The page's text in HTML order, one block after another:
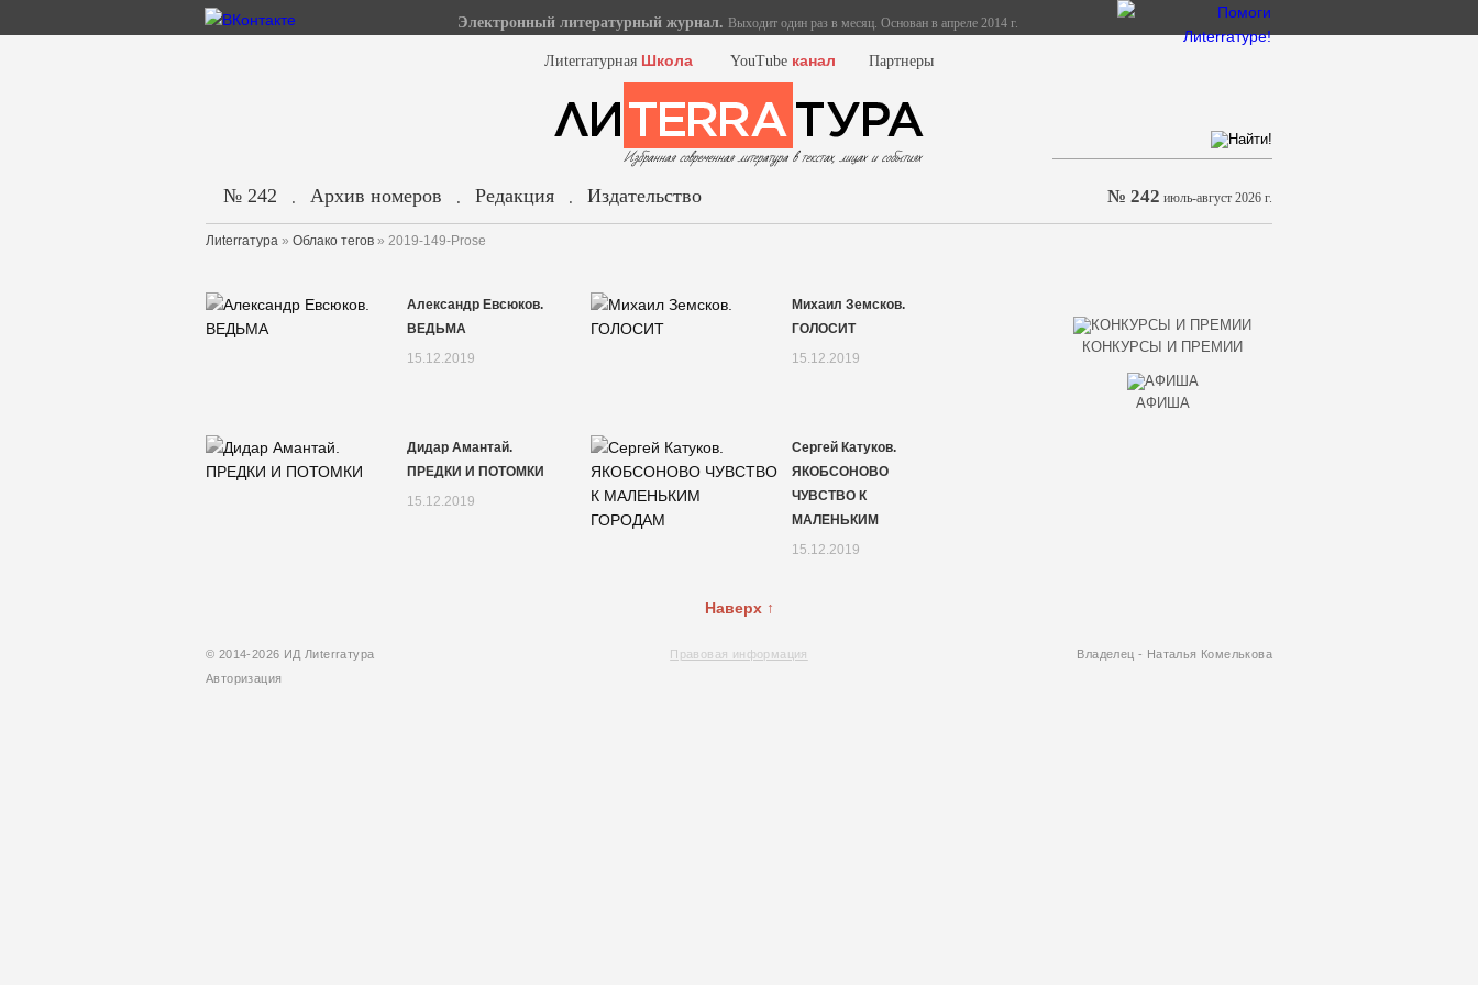
Электронный литературный журнал. Выходит один раз в месяц. Основан в апреле 2014 г.
Лиterraтурная Школа YouTube канал Партнеры
№ 242 . Архив номеров . Редакция . Издательство № 242 июль-август 2026 г.
Лиterraтура » Облако тегов » 2019-149-Prose
Александр Евсюков.
ВЕДЬМА
15.12.2019
Михаил Земсков.
ГОЛОСИТ
15.12.2019
Дидар Амантай.
ПРЕДКИ И ПОТОМКИ
15.12.2019
Сергей Катуков.
ЯКОБСОНОВО
ЧУВСТВО К
МАЛЕНЬКИМ
15.12.2019
КОНКУРСЫ И ПРЕМИИ
АФИША
Наверх ↑
© 2014-2026 ИД Лиterraтура Правовая информация
Владелец - Наталья Комелькова
Авторизация